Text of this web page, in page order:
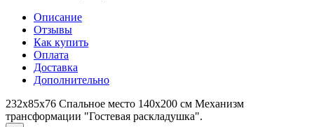
Описание
Отзывы
Как купить
Оплата
Доставка
Дополнительно
232х85х76 Спальное место 140х200 см Механизм
трансформации "Гостевая раскладушка".